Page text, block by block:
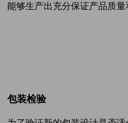
能够生产出充分保证产品质量
包装检验